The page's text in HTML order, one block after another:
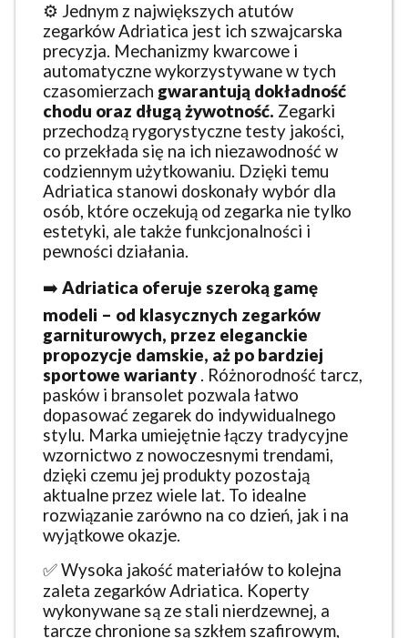
⚙️ Jednym z największych atutów
zegarków Adriatica jest ich szwajcarska
precyzja. Mechanizmy kwarcowe i
automatyczne wykorzystywane w tych
czasomierzach gwarantują dokładność
chodu oraz długą żywotność. Zegarki
przechodzą rygorystyczne testy jakości,
co przekłada się na ich niezawodność w
codziennym użytkowaniu. Dzięki temu
Adriatica stanowi doskonały wybór dla
osób, które oczekują od zegarka nie tylko
estetyki, ale także funkcjonalności i
pewności działania.
➡️ Adriatica oferuje szeroką gamę
modeli – od klasycznych zegarków
garniturowych, przez eleganckie
propozycje damskie, aż po bardziej
sportowe warianty . Różnorodność tarcz,
pasków i bransolet pozwala łatwo
dopasować zegarek do indywidualnego
stylu. Marka umiejętnie łączy tradycyjne
wzornictwo z nowoczesnymi trendami,
dzięki czemu jej produkty pozostają
aktualne przez wiele lat. To idealne
rozwiązanie zarówno na co dzień, jak i na
wyjątkowe okazje.
✅ Wysoka jakość materiałów to kolejna
zaleta zegarków Adriatica. Koperty
wykonywane są ze stali nierdzewnej, a
tarcze chronione są szkłem szafirowym,